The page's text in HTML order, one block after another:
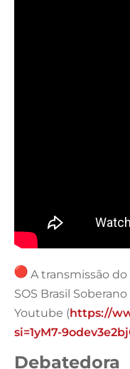
A transmissão
SOS Brasil
Youtube (https://
si=1yM7-
Debatedora